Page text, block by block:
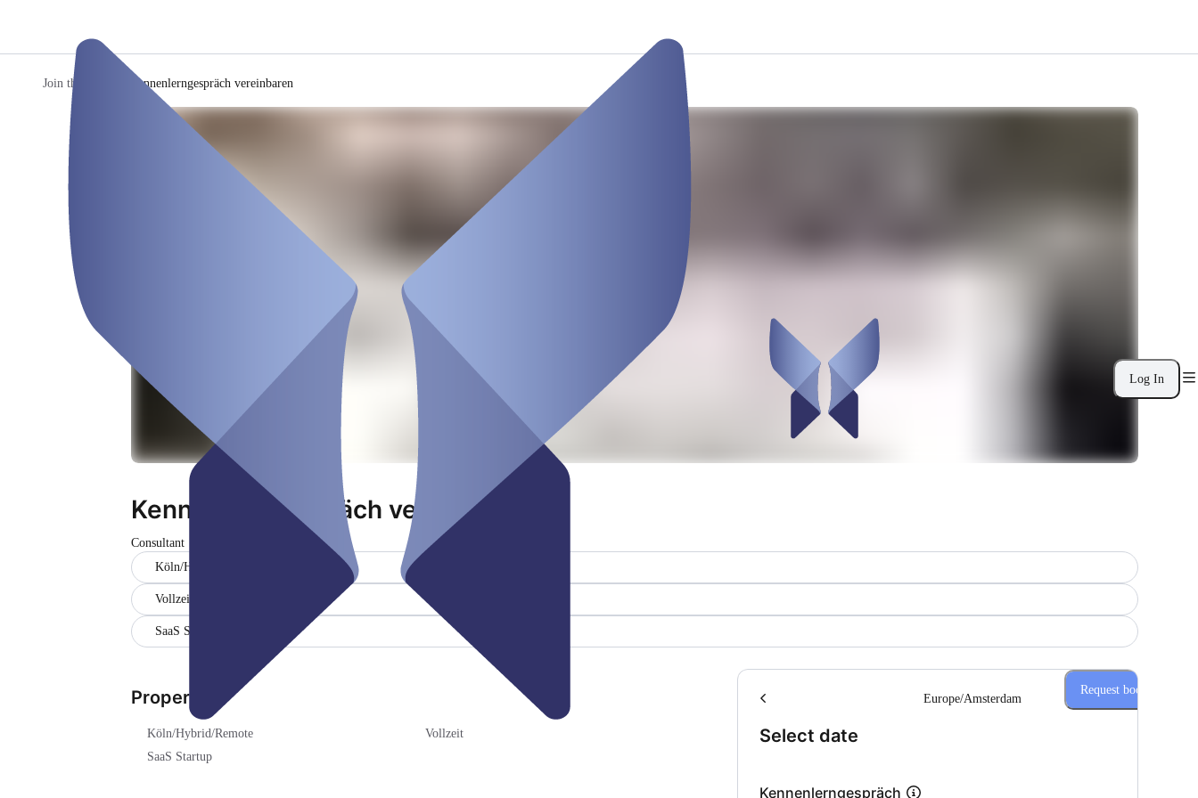
Log In
Join the a.team Kennenlerngespräch vereinbaren
Kennenlerngespräch vereinbaren
Consultant
Köln/Hybrid/Remote
Vollzeit
SaaS Startup
Properties
Köln/Hybrid/Remote
Vollzeit
SaaS Startup
Select date
Europe/Amsterdam
Kennenlerngespräch
Request booking